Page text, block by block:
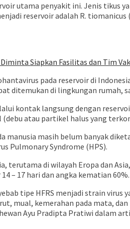
utama penyakit ini. Jenis tikus
reservoir adalah R.
Siapkan Fasilitas dan Tim
pada reservoir di
ditemukan di lingkungan rumah,
kontak langsung dengan
(debu atau partikel halus yang
manusia masih belum banyak
Pulmonary Syndrome (HPS).
terutama di wilayah Eropa dan
– 17 hari dan angka kematian 60%.
tipe HFRS menjadi strain
mual, kemerahan pada mata,
Ayu Pradipta Pratiwi dalam